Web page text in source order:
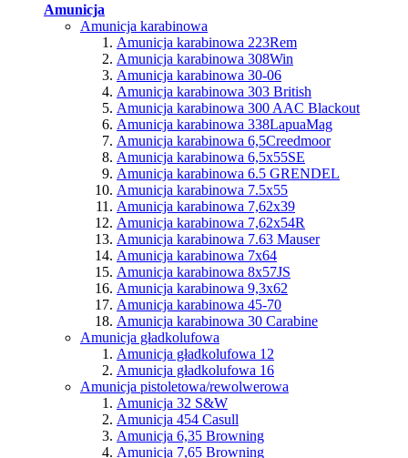
Amunicja
Amunicja karabinowa
Amunicja karabinowa 223Rem
Amunicja karabinowa 308Win
Amunicja karabinowa 30-06
Amunicja karabinowa 303 British
Amunicja karabinowa 300 AAC Blackout
Amunicja karabinowa 338LapuaMag
Amunicja karabinowa 6,5Creedmoor
Amunicja karabinowa 6,5x55SE
Amunicja karabinowa 6.5 GRENDEL
Amunicja karabinowa 7.5x55
Amunicja karabinowa 7,62x39
Amunicja karabinowa 7,62x54R
Amunicja karabinowa 7.63 Mauser
Amunicja karabinowa 7x64
Amunicja karabinowa 8x57JS
Amunicja karabinowa 9,3x62
Amunicja karabinowa 45-70
Amunicja karabinowa 30 Carabine
Amunicja gładkolufowa
Amunicja gładkolufowa 12
Amunicja gładkolufowa 16
Amunicja pistoletowa/rewolwerowa
Amunicja 32 S&W
Amunicja 454 Casull
Amunicja 6,35 Browning
Amunicja 7,65 Browning